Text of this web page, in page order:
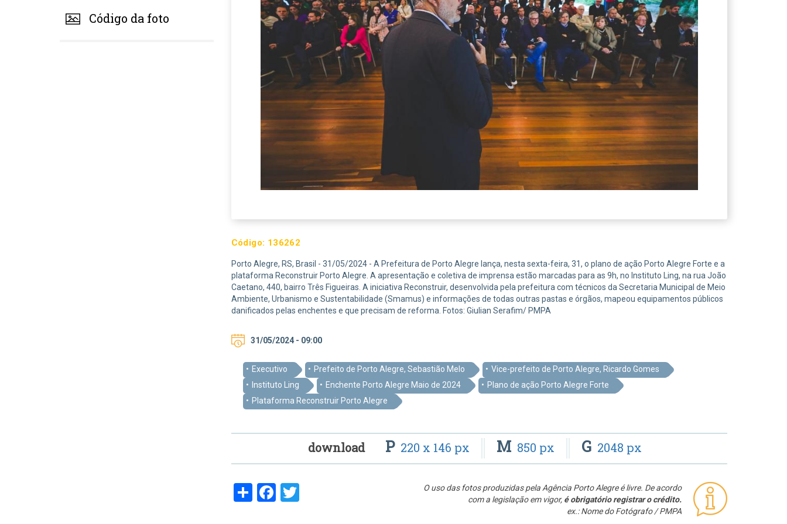
Código da foto
Código: 136262
Porto Alegre, RS, Brasil - 31/05/2024 - A Prefeitura de Porto Alegre lança, nesta sexta-feira, 31, o plano de ação Porto Alegre Forte e a
plataforma Reconstruir Porto Alegre. A apresentação e coletiva de imprensa estão marcadas para as 9h, no Instituto Ling, na rua João
Caetano, 440, bairro Três Figueiras. A iniciativa Reconstruir, desenvolvida pela prefeitura com técnicos da Secretaria Municipal de Meio
Ambiente, Urbanismo e Sustentabilidade (Smamus) e informações de todas outras pastas e órgãos, mapeou equipamentos públicos
danificados pelas enchentes e que precisam de reforma. Fotos: Giulian Serafim/ PMPA
31/05/2024 - 09:00
Executivo Prefeito de Porto Alegre, Sebastião Melo
Vice-prefeito de Porto Alegre, Ricardo Gomes
Instituto Ling
Enchente Porto Alegre Maio de 2024
Plano de ação Porto Alegre Forte
Plataforma Reconstruir Porto Alegre
download P 220 x 146 px M 850 px G 2048 px
O uso das fotos produzidas pela Agência Porto Alegre é livre. De acordo
com a legislação em vigor, é obrigatório registrar o crédito.
ex.: Nome do Fotógrafo / PMPA
ShareFacebook
Twitter